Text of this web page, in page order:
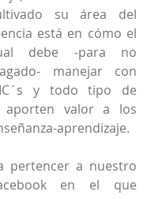
su área del
está en cómo el
debe -para no
manejar con
y todo tipo de
aporten valor a los
aprendizaje.
pertencer a nuestro
en el que